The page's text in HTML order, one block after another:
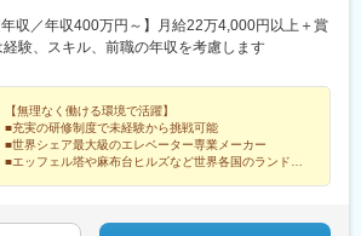
近畿支店（大阪中央営業所、大阪北営業所、大手
業所、梅田営業所）■京都支店■神戸支店■中国
囲でのエリア内異動となります。ただし、昇進
に全国転勤の可能性が生じる場合があります
りません）。※勤務ブロック制度あり。異動の範
のうち、会社が定めるものとします。※受動喫煙
禁煙
中津駅(地下鉄)、上鳥羽口駅、旧居留地・大丸前
県)、片原町駅(香川県)、博多駅、札幌駅、あお
ェイ駅、目白駅、関内駅、栄町駅(愛知県)、肥
、谷町四丁目駅、大阪梅田駅(阪急線)、十条駅
、三宮・花時計前駅、松川町駅、瓦町駅、大通
形町駅、六本木一丁目駅、日暮里駅(舎人ライナ
、下落合駅、元町・中華街駅、栄駅(愛知県)、大
駅
年収／年収400万円～】月給22万4,000円以上＋賞
験、スキル、前職の年収を考慮します
【無理なく働ける環境で活躍】
■充実の研修制度で未経験から挑戦可能
■世界シェア最大級のエレベーター専業メーカー
■エッフェル塔や麻布台ヒルズなど世界各国のランドマ